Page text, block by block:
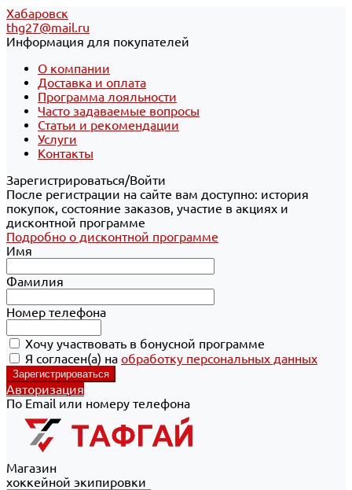
Хабаровск
thg27@mail.ru
Информация для покупателей
О компании
Доставка и оплата
Программа лояльности
Часто задаваемые вопросы
Статьи и рекомендации
Услуги
Контакты
Зарегистрироваться/Войти
После регистрации на сайте вам доступно: история
покупок, состояние заказов, участие в акциях и
дисконтной программе
Подробно о дисконтной программе
Имя
Фамилия
Номер телефона
Хочу участвовать в бонусной программе
Я согласен(а) на обработку персональных данных
Авторизация
По Email или номеру телефона
Магазин
хоккейной экипировки